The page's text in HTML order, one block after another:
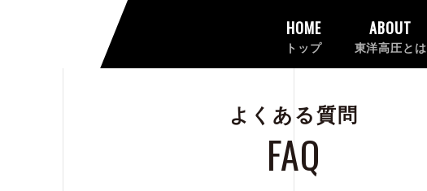
HOME
トップ
ABOUT
東洋高圧とは
よくある質問
FAQ